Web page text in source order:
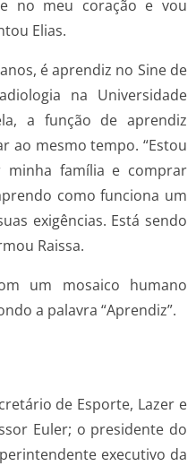
no meu coração e vou
Elias.
é aprendiz no Sine de
na Universidade
a função de aprendiz
ao mesmo tempo. “Estou
minha família e comprar
como funciona um
exigências. Está sendo
Raissa.
um mosaico humano
a palavra “Aprendiz”.
de Esporte, Lazer e
Euler; o presidente do
executivo da